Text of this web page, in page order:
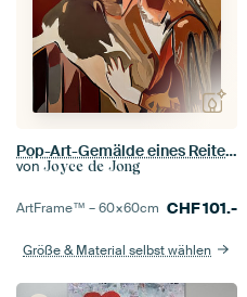
Pop-Art-Gemälde eines Reiters mit Pferd
von Joyce de Jong
ArtFrame™ –60×60cm CHF101.-
Größe & Material selbst wählen